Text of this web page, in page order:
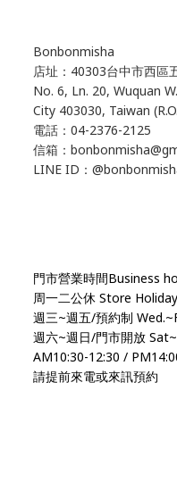
Bonbonmisha
店址：40303台中市西區
No. 6, Ln. 20, Wuquan
City 403030, Taiwan
電話：04-2376-2125
信箱：
LINE ID：
門市營業時間Business
周一二公休 Store
週三~週五/預約制
週六~週日/門市開放
AM10:30-12:30 /
請提前來電或來訊預約